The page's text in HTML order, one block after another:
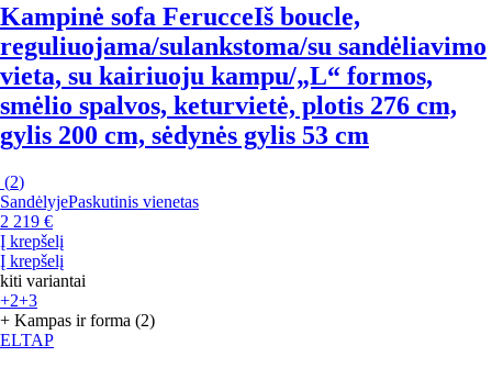
Kampinė sofa FerucceIš boucle,
reguliuojama/sulankstoma/su sandėliavimo
vieta, su kairiuoju kampu/„L“ formos,
smėlio spalvos, keturvietė, plotis 276 cm,
gylis 200 cm, sėdynės gylis 53 cm
(2)
SandėlyjePaskutinis vienetas
2 219 €
Į krepšelį
Į krepšelį
kiti variantai
+2+3
+ Kampas ir forma (2)
ELTAP